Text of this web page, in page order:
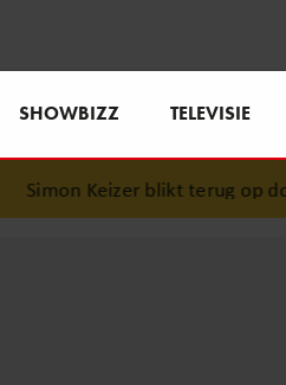
SHOWBIZZ TELEVISIE
Simon Keizer blikt terug op